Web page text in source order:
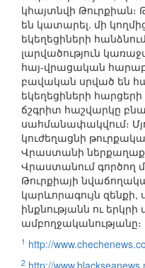
կհայտնվի Թուրքիան։
են կատարել. մի
եկեղեցիների
լարվածություն
հայ-վրացական
բավական սրված են
եկեղեցիների հարցերի
ճշգրիտ հաշվարկը
սահմանափակվում։
կուժեղացնի
Վրաստանի
Վրաստանում գործող
Թուրքիայի
կարևորագույն
ինքնությանն ու
ամբողջականությանը։
1 http://
2